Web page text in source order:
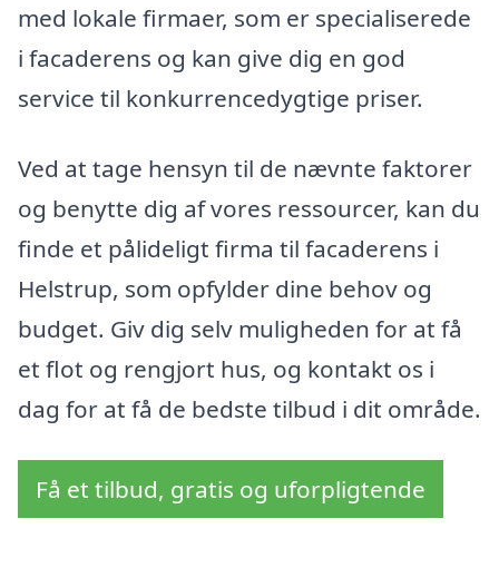
med lokale firmaer, som er specialiserede
i facaderens og kan give dig en god
service til konkurrencedygtige priser.
Ved at tage hensyn til de nævnte faktorer
og benytte dig af vores ressourcer, kan du
finde et pålideligt firma til facaderens i
Helstrup, som opfylder dine behov og
budget. Giv dig selv muligheden for at få
et flot og rengjort hus, og kontakt os i
dag for at få de bedste tilbud i dit område.
Få et tilbud, gratis og uforpligtende